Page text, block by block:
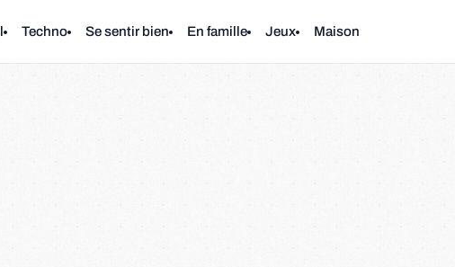
Techno Se sentir bien En famille Jeux Maison